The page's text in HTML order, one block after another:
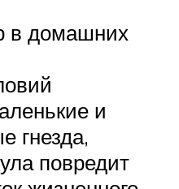
в домашних
и
гнезда,
повредит